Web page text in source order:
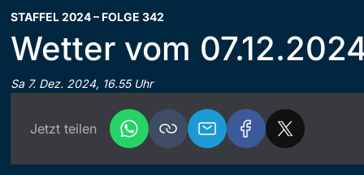
STAFFEL 2024 – FOLGE 342
Wetter vom
Sa 7. Dez. 2024, 16.55 Uhr
Jetzt teilen